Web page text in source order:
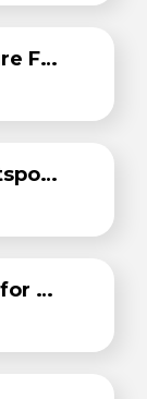
Guardilla VPN: Secure Fast VPN
Betternet VPN - Hotspot Proxy
VPN Pro - Pay once for life